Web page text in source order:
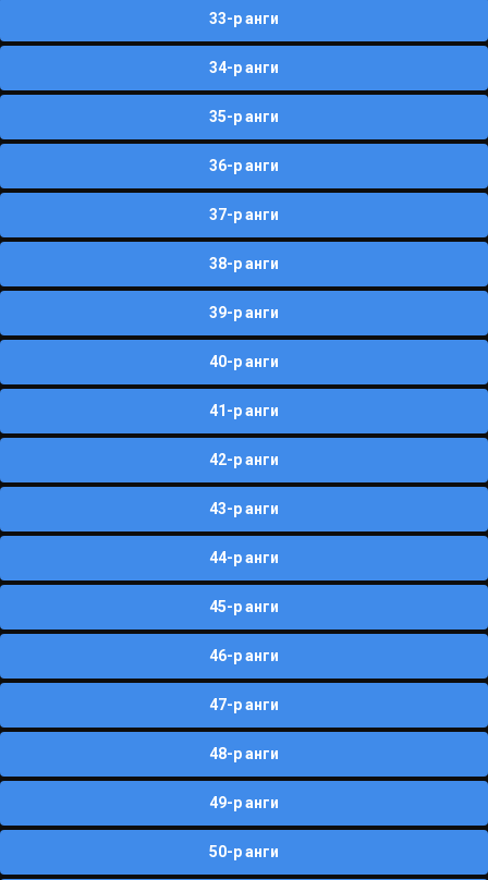
33-р анги
34-р анги
35-р анги
36-р анги
37-р анги
38-р анги
39-р анги
40-р анги
41-р анги
42-р анги
43-р анги
44-р анги
45-р анги
46-р анги
47-р анги
48-р анги
49-р анги
50-р анги